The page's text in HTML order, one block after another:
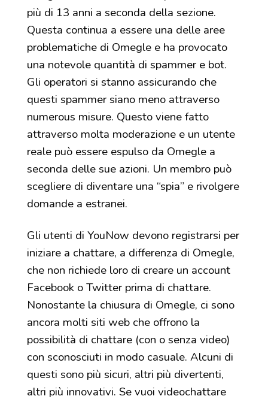
più di 13 anni a seconda della sezione.
Questa continua a essere una delle aree
problematiche di Omegle e ha provocato
una notevole quantità di spammer e bot.
Gli operatori si stanno assicurando che
questi spammer siano meno attraverso
numerous misure. Questo viene fatto
attraverso molta moderazione e un utente
reale può essere espulso da Omegle a
seconda delle sue azioni. Un membro può
scegliere di diventare una “spia” e rivolgere
domande a estranei.
Gli utenti di YouNow devono registrarsi per
iniziare a chattare, a differenza di Omegle,
che non richiede loro di creare un account
Facebook o Twitter prima di chattare.
Nonostante la chiusura di Omegle, ci sono
ancora molti siti web che offrono la
possibilità di chattare (con o senza video)
con sconosciuti in modo casuale. Alcuni di
questi sono più sicuri, altri più divertenti,
altri più innovativi. Se vuoi videochattare